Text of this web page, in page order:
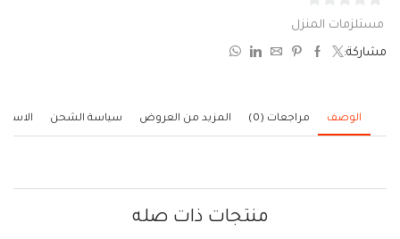
0
مستلزمات المنزل
مشاركة:
الوصف مراجعات (0) المزيد من العروض سياسة الشحن
منتجات ذات صله